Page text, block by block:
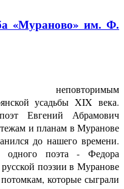
«Мураново» им. Ф.
неповторимым
усадьбы XIX века.
Евгений Абрамович
и планам в Муранове
до нашего времени.
поэта - Федора
поэзии в Муранове
которые сыграли